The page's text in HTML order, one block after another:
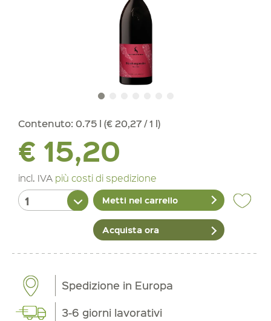
Contenuto: 0.75 l (€ 20,27 / 1 l)
€ 15,20
incl. IVA più costi di spedizione
Metti nel carrello
Acquista ora
Spedizione in Europa
3-6 giorni lavorativi